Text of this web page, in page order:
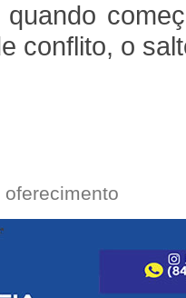
conflito, o